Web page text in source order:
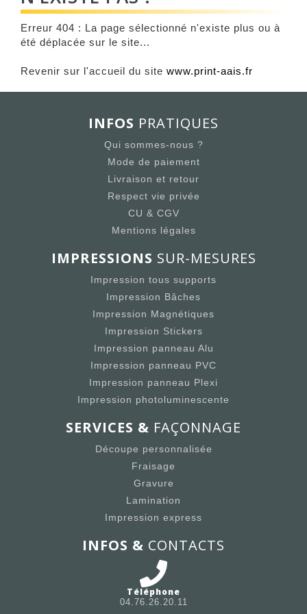
Erreur 404 : La page sélectionné n'existe plus ou à
été déplacée sur le site...
Revenir sur l'accueil du site www.print-aais.fr
INFOS PRATIQUES
Qui sommes-nous ?
Mode de paiement
Livraison et retour
Respect vie privée
CU & CGV
Mentions légales
IMPRESSIONS SUR-MESURES
Impression tous supports
Impression Bâches
Impression Magnétiques
Impression Stickers
Impression panneau Alu
Impression panneau PVC
Impression panneau Plexi
Impression photoluminescente
SERVICES & FAÇONNAGE
Découpe personnalisée
Fraisage
Gravure
Lamination
Impression express
INFOS & CONTACTS
Téléphone
04.76.26.20.11